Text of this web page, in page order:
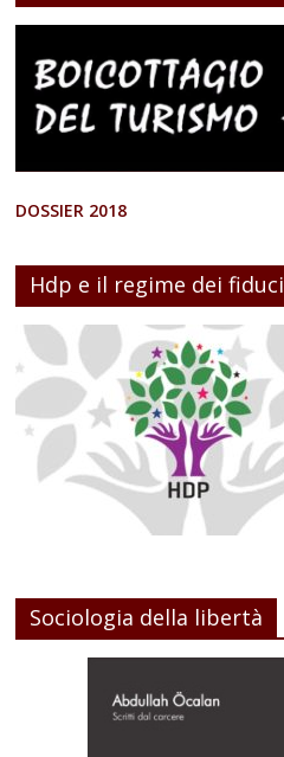
DOSSIER 2018
Hdp e il regime dei
Sociologia della libertà